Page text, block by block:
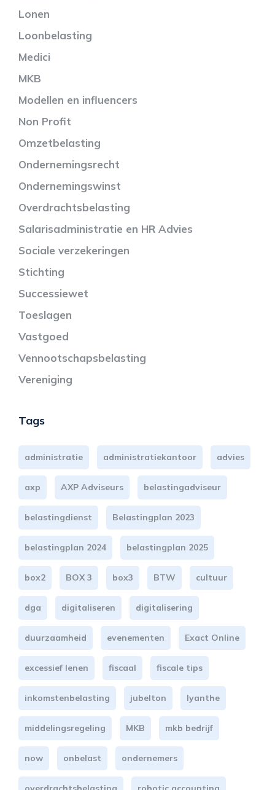
Lonen
Loonbelasting
Medici
MKB
Modellen en influencers
Non Profit
Omzetbelasting
Ondernemingsrecht
Ondernemingswinst
Overdrachtsbelasting
Salarisadministratie en HR Advies
Sociale verzekeringen
Stichting
Successiewet
Toeslagen
Vastgoed
Vennootschapsbelasting
Vereniging
Tags
administratie administratiekantoor advies
axp AXP Adviseurs belastingadviseur
belastingdienst Belastingplan 2023
belastingplan 2024 belastingplan 2025
box2 BOX 3 box3 BTW cultuur
dga digitaliseren digitalisering
duurzaamheid evenementen Exact Online
excessief lenen fiscaal fiscale tips
inkomstenbelasting jubelton lyanthe
middelingsregeling MKB mkb bedrijf
now onbelast ondernemers